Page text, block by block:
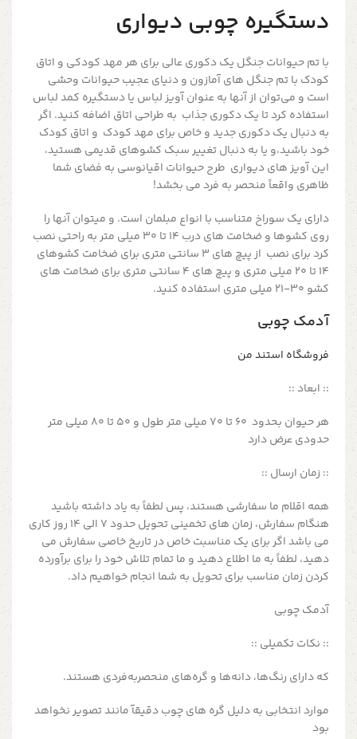
دستگیره چوبی دیواری
با تم حیوانات جنگل یک دکوری عالی برای هر مهد کودکی و اتاق
کودک با تم جنگل های آمازون و دنیای عجیب حیوانات وحشی
است و می‌توان از آنها به عنوان آویز لباس یا دستگیره کمد لباس
استفاده کرد تا یک دکوری جذاب به طراحی اتاق اضافه کنید. اگر
به دنبال یک دکوری جدید و خاص برای مهد کودک و اتاق کودک
خود باشید،و یا به دنبال تغییر سبک کشوهای قدیمی هستید،
این آویز های دیواری طرح حیوانات اقیانوسی به فضای شما
ظاهری واقعاً منحصر به فرد می بخشد!
دارای یک سوراخ متناسب با انواع مبلمان است. و میتوان آنها را
روی کشوها و ضخامت های درب 14 تا 30 میلی متر به راحتی نصب
کرد برای نصب از پیچ های 3 سانتی متری برای ضخامت کشوهای
14 تا 20 میلی متری و پیچ های 4 سانتی متری برای ضخامت های
کشو 30-21 میلی متری استفاده کنید.
آدمک چوبی
فروشگاه استند من
:: ابعاد ::
هر حیوان بحدود 60 تا 70 میلی متر طول و 50 تا 80 میلی متر
حدودی عرض دارد
:: زمان ارسال ::
همه اقلام ما سفارشی هستند، پس لطفاً به یاد داشته باشید
هنگام سفارش، زمان های تخمینی تحویل حدود 7 الی 14 روز کاری
می باشد اگر برای یک مناسبت خاص در تاریخ خاصی سفارش می
دهید، لطفاً به ما اطلاع دهید و ما تمام تلاش خود را برای برآورده
کردن زمان مناسب برای تحویل به شما انجام خواهیم داد.
آدمک چوبی
:: نکات تکمیلی ::
که دارای رنگ‌ها، دانه‌ها و گره‌های منحصربه‌فردی هستند.
موارد انتخابی به دلیل گره های چوب دقیقآ مانند تصویر نخواهد
بود